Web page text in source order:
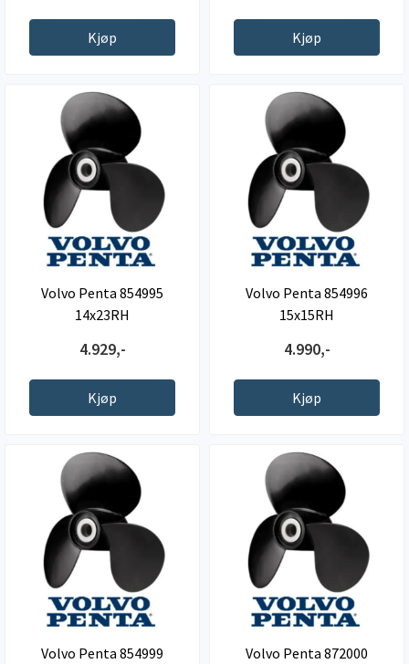
Kjøp Kjøp
Volvo Penta 854995
14x23RH
4.929,-
Kjøp
Volvo Penta 854996
15x15RH
4.990,-
Kjøp
Volvo Penta 854999
Volvo Penta 872000